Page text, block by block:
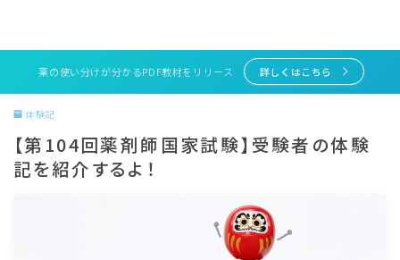
薬の使い分けが分かるPDF教材をリリース 詳しくはこちら
体験記
【第104回薬剤師国家試験】受験者の体験
記を紹介するよ！